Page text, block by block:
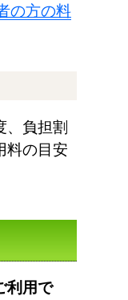
の方の料
、負担割
料の目安
利用で